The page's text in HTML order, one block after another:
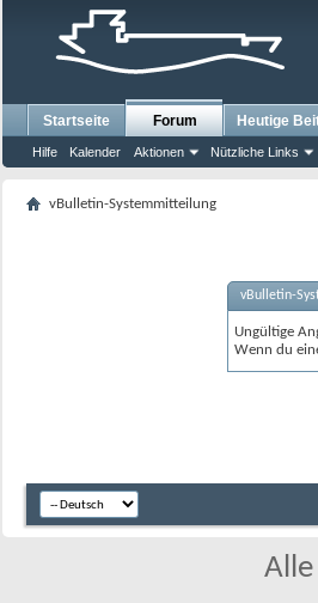
Startseite Forum
Hilfe Kalender Aktionen Nützliche Links
Heutige
vBulletin-Systemmitteilung
vBulletin-
Ungültige
Wenn du